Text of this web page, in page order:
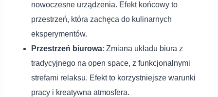
nowoczesne urządzenia. Efekt końcowy to
przestrzeń, która zachęca do kulinarnych
eksperymentów.
Przestrzeń biurowa: Zmiana układu biura z
tradycyjnego na open space, z funkcjonalnymi
strefami relaksu. Efekt to korzystniejsze warunki
pracy i kreatywna atmosfera.